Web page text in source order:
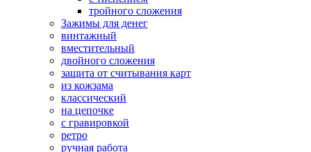
тройного сложения
Зажимы для денег
винтажный
вместительный
двойного сложения
защита от считывания карт
из кожзама
классический
на цепочке
с гравировкой
ретро
ручная работа